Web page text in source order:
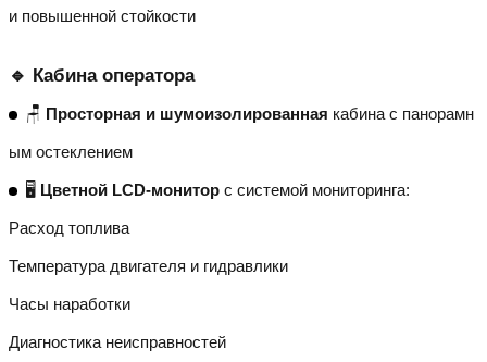
и повышенной стойкости
🔹 Кабина оператора
🪑 Просторная и шумоизолированная кабина с панорамн
ым остеклением
🖥️ Цветной LCD-монитор с системой мониторинга:
Расход топлива
Температура двигателя и гидравлики
Часы наработки
Диагностика неисправностей